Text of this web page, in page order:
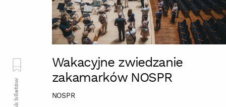
Wakacyjne zwiedzanie
zakamarków NOSPR
NOSPR
Brak biletów